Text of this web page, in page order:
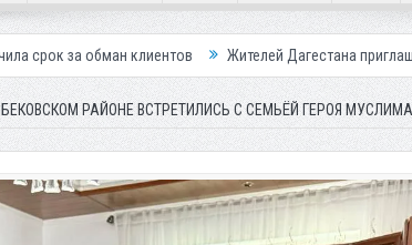
Жителей Дагестана приглашает в «Госуслуги
РАЙОНЕ ВСТРЕТИЛИСЬ С СЕМЬЁЙ ГЕРОЯ